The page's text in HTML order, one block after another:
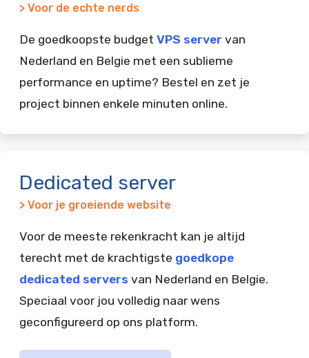
> Voor de echte nerds
De goedkoopste budget VPS server van
Nederland en Belgie met een sublieme
performance en uptime? Bestel en zet je
project binnen enkele minuten online.
Dedicated server
> Voor je groeiende website
Voor de meeste rekenkracht kan je altijd
terecht met de krachtigste goedkope
dedicated servers van Nederland en Belgie.
Speciaal voor jou volledig naar wens
geconfigureerd op ons platform.